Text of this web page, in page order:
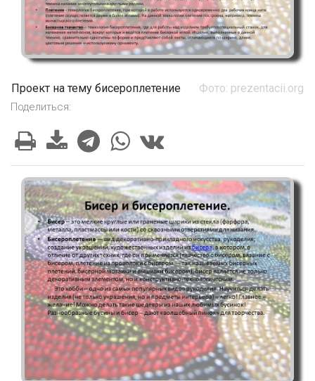
Проект на тему бисероплетение Фото: prezentacii.org
Поделиться: